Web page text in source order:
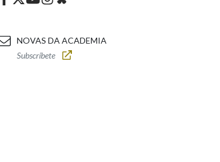
NOVAS DA ACADEMIA
Subscríbete